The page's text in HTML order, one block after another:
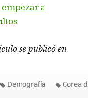
a
se publicó en
Demografía Corea